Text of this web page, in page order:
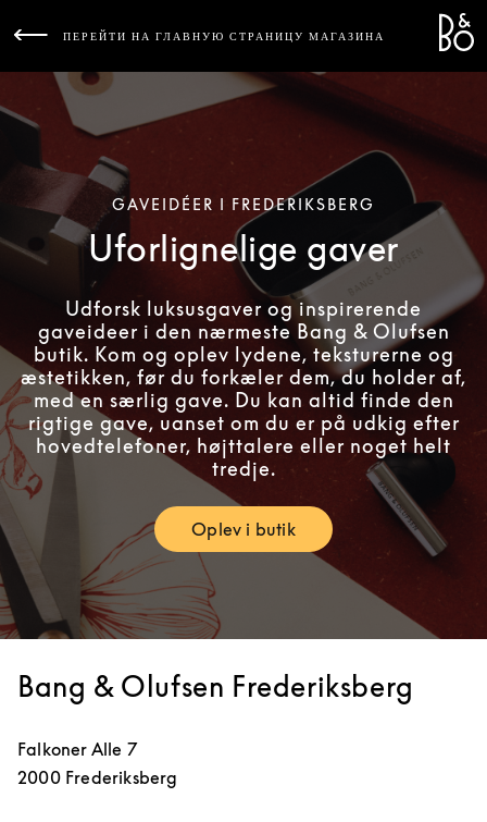
ПЕРЕЙТИ НА ГЛАВНУЮ СТРАНИЦУ МАГАЗИНА
GAVEIDÉER I FREDERIKSBERG
Uforlignelige gaver
Udforsk luksusgaver og inspirerende
gaveideer i den nærmeste Bang & Olufsen
butik. Kom og oplev lydene, teksturerne og
æstetikken, før du forkæler dem, du holder af,
med en særlig gave. Du kan altid finde den
rigtige gave, uanset om du er på udkig efter
hovedtelefoner, højttalere eller noget helt
tredje.
Oplev i butikLink Opens in New Tab
Bang & Olufsen Frederiksberg
Falkoner Alle 7
2000 Frederiksberg